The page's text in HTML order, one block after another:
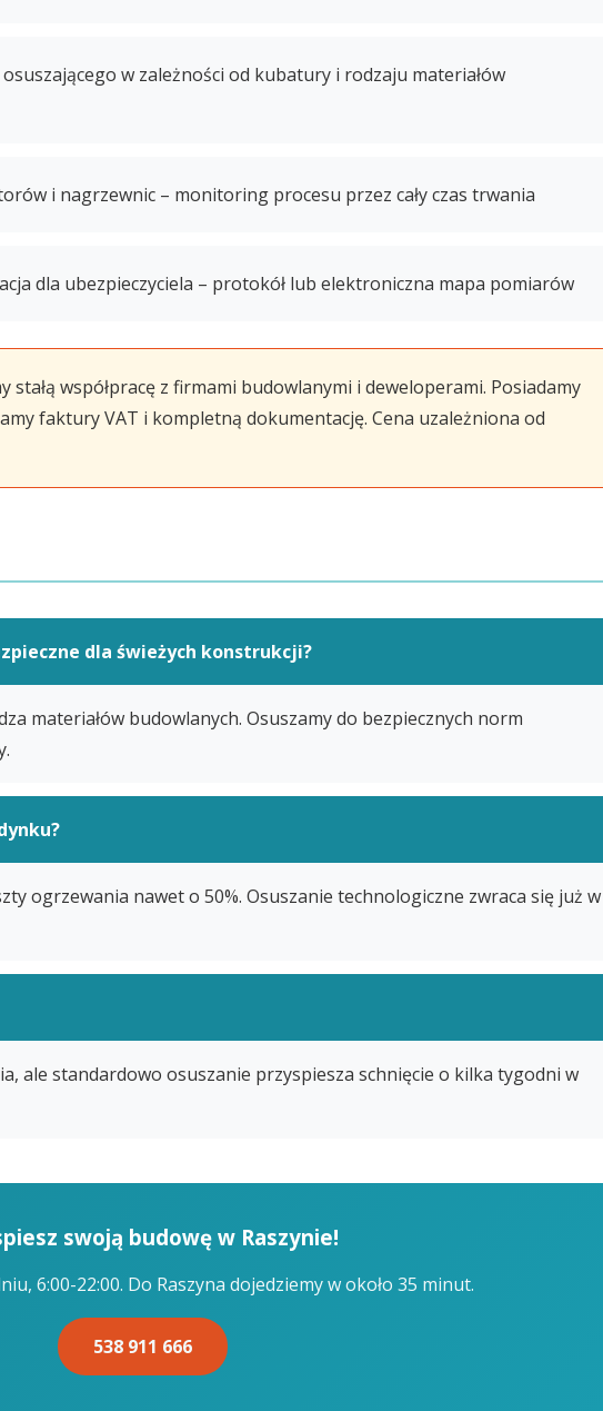
w zależności od kubatury i rodzaju materiałów
i nagrzewnic – monitoring procesu przez cały czas trwania
dla ubezpieczyciela – protokół lub elektroniczna mapa pomiarów
stałą współpracę z firmami budowlanymi i deweloperami. Posiadamy
faktury VAT i kompletną dokumentację. Cena uzależniona od
dla świeżych konstrukcji?
materiałów budowlanych. Osuszamy do bezpiecznych norm
ogrzewania nawet o 50%. Osuszanie technologiczne zwraca się już w
ale standardowo osuszanie przyspiesza schnięcie o kilka tygodni w
swoją budowę w Raszynie!
6:00-22:00. Do Raszyna dojedziemy w około 35 minut.
538 911 666